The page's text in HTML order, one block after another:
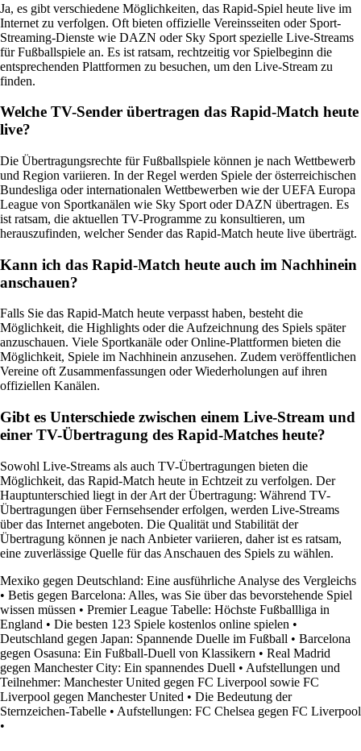
Ja, es gibt verschiedene Möglichkeiten, das Rapid-Spiel heute live im
Internet zu verfolgen. Oft bieten offizielle Vereinsseiten oder Sport-
Streaming-Dienste wie DAZN oder Sky Sport spezielle Live-Streams
für Fußballspiele an. Es ist ratsam, rechtzeitig vor Spielbeginn die
entsprechenden Plattformen zu besuchen, um den Live-Stream zu
finden.
Welche TV-Sender übertragen das Rapid-Match heute
live?
Die Übertragungsrechte für Fußballspiele können je nach Wettbewerb
und Region variieren. In der Regel werden Spiele der österreichischen
Bundesliga oder internationalen Wettbewerben wie der UEFA Europa
League von Sportkanälen wie Sky Sport oder DAZN übertragen. Es
ist ratsam, die aktuellen TV-Programme zu konsultieren, um
herauszufinden, welcher Sender das Rapid-Match heute live überträgt.
Kann ich das Rapid-Match heute auch im Nachhinein
anschauen?
Falls Sie das Rapid-Match heute verpasst haben, besteht die
Möglichkeit, die Highlights oder die Aufzeichnung des Spiels später
anzuschauen. Viele Sportkanäle oder Online-Plattformen bieten die
Möglichkeit, Spiele im Nachhinein anzusehen. Zudem veröffentlichen
Vereine oft Zusammenfassungen oder Wiederholungen auf ihren
offiziellen Kanälen.
Gibt es Unterschiede zwischen einem Live-Stream und
einer TV-Übertragung des Rapid-Matches heute?
Sowohl Live-Streams als auch TV-Übertragungen bieten die
Möglichkeit, das Rapid-Match heute in Echtzeit zu verfolgen. Der
Hauptunterschied liegt in der Art der Übertragung: Während TV-
Übertragungen über Fernsehsender erfolgen, werden Live-Streams
über das Internet angeboten. Die Qualität und Stabilität der
Übertragung können je nach Anbieter variieren, daher ist es ratsam,
eine zuverlässige Quelle für das Anschauen des Spiels zu wählen.
Mexiko gegen Deutschland: Eine ausführliche Analyse des Vergleichs
• Betis gegen Barcelona: Alles, was Sie über das bevorstehende Spiel
wissen müssen • Premier League Tabelle: Höchste Fußballliga in
England • Die besten 123 Spiele kostenlos online spielen •
Deutschland gegen Japan: Spannende Duelle im Fußball • Barcelona
gegen Osasuna: Ein Fußball-Duell von Klassikern • Real Madrid
gegen Manchester City: Ein spannendes Duell • Aufstellungen und
Teilnehmer: Manchester United gegen FC Liverpool sowie FC
Liverpool gegen Manchester United • Die Bedeutung der
Sternzeichen-Tabelle • Aufstellungen: FC Chelsea gegen FC Liverpool
•